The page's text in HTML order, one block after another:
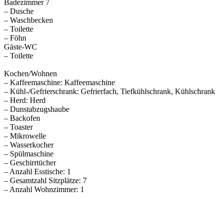
Badezimmer 7
– Dusche
– Waschbecken
– Toilette
– Föhn
Gäste-WC
– Toilette
Kochen/Wohnen
– Kaffeemaschine: Kaffeemaschine
– Kühl-/Gefrierschrank: Gefrierfach, Tiefkühlschrank, Kühlschrank
– Herd: Herd
– Dunstabzugshaube
– Backofen
– Toaster
– Mikrowelle
– Wasserkocher
– Spülmaschine
– Geschirrtücher
– Anzahl Esstische: 1
– Gesamtzahl Sitzplätze: 7
– Anzahl Wohnzimmer: 1